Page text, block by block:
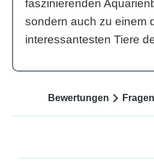
faszinierenden
sondern auch zu einem
interessantesten Tiere
Bewertungen